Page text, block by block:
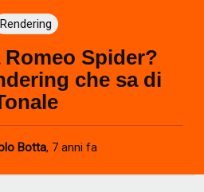
Rendering
Spider?
che sa di
Botta, 7 anni fa